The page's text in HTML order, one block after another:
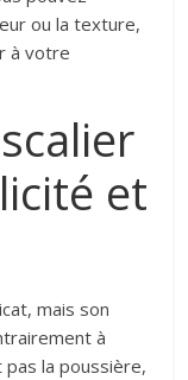
ou la texture,
à votre
et
mais son
à
la poussière,